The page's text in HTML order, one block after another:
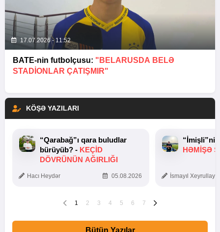
17.07.2026 - 11:52
BATE-nin futbolçusu: "BELARUSDA BELƏ
STADIONLAR ÇATIŞMIR"
KÖŞƏ YAZILARI
“Qarabağ”ı qara buludlar
bürüyüb? - KEÇID
DÖVRÜNÜN AĞIRLIĞI
Hacı Heydər 05.08.2026
HƏMIŞƏ
İsmayıl
1 2 3 4 5 6 7
Bütün Yazılar